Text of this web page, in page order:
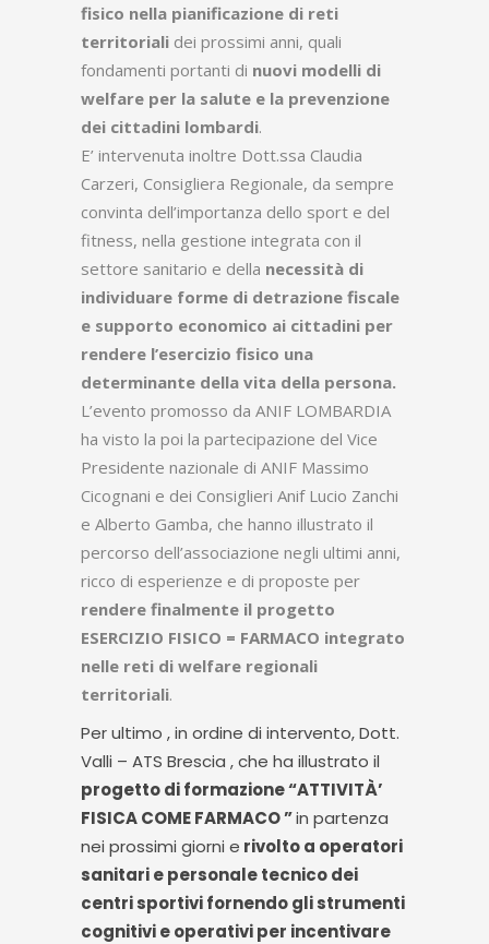
fisico nella pianificazione di reti
territoriali dei prossimi anni, quali
fondamenti portanti di nuovi modelli di
welfare per la salute e la prevenzione
dei cittadini lombardi.
E’ intervenuta inoltre Dott.ssa Claudia
Carzeri, Consigliera Regionale, da sempre
convinta dell’importanza dello sport e del
fitness, nella gestione integrata con il
settore sanitario e della necessità di
individuare forme di detrazione fiscale
e supporto economico ai cittadini per
rendere l’esercizio fisico una
determinante della vita della persona.
L’evento promosso da ANIF LOMBARDIA
ha visto la poi la partecipazione del Vice
Presidente nazionale di ANIF Massimo
Cicognani e dei Consiglieri Anif Lucio Zanchi
e Alberto Gamba, che hanno illustrato il
percorso dell’associazione negli ultimi anni,
ricco di esperienze e di proposte per
rendere finalmente il progetto
ESERCIZIO FISICO = FARMACO integrato
nelle reti di welfare regionali
territoriali.
Per ultimo , in ordine di intervento, Dott.
Valli – ATS Brescia , che ha illustrato il
progetto di formazione “ATTIVITÀ’
FISICA COME FARMACO ”in partenza
nei prossimi giorni e rivolto a operatori
sanitari e personale tecnico dei
centri sportivi fornendo gli strumenti
cognitivi e operativi per incentivare